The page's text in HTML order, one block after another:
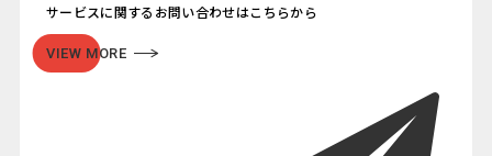
サービスに関するお問い合わせはこちらから
VIEW MORE